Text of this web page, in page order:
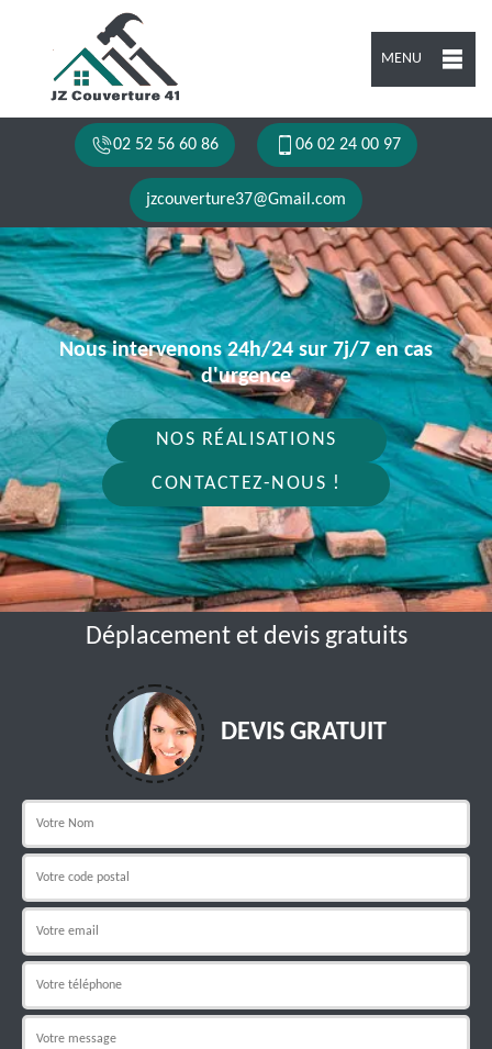
MENU
02 52 56 60 86 06 02 24 00 97
jzcouverture37@Gmail.com
Nous intervenons 24h/24 sur 7j/7 en cas
d'urgence
NOS RÉALISATIONS
CONTACTEZ-NOUS !
Déplacement et devis gratuits
DEVIS GRATUIT